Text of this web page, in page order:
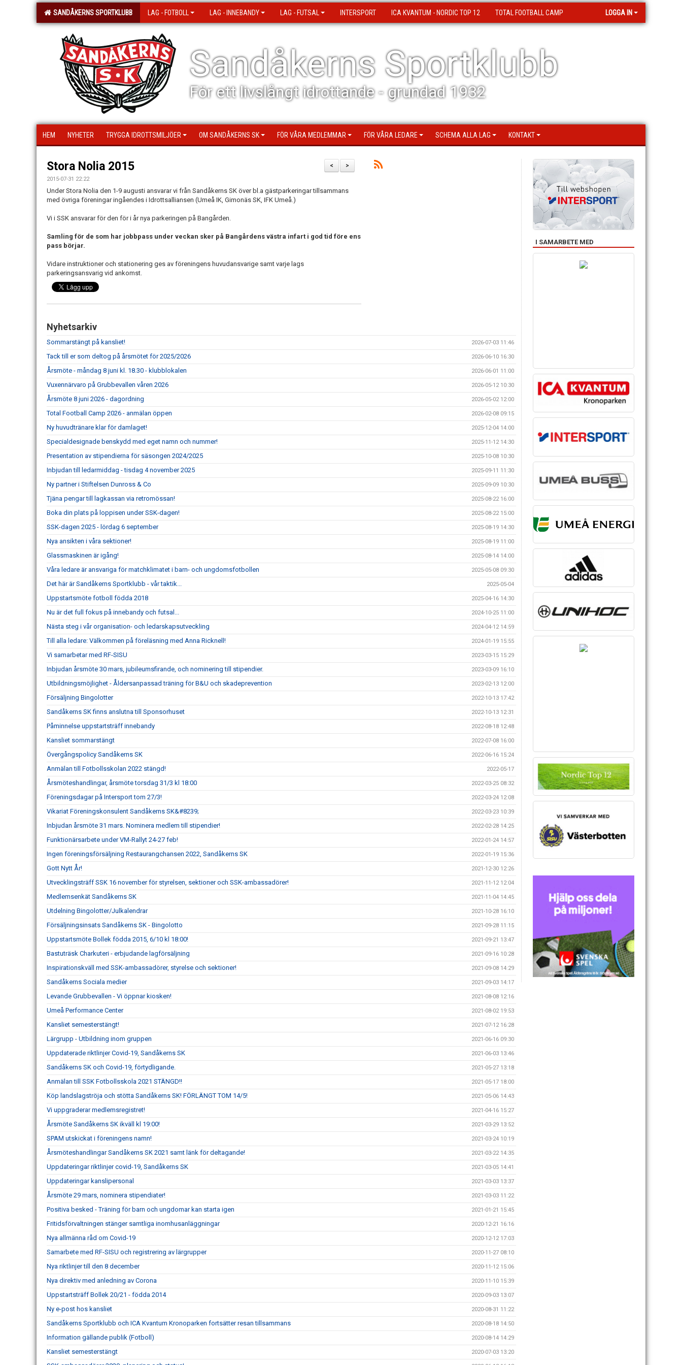
SANDÅKERNS SPORTKLUBB LAG - FOTBOLL LAG - INNEBANDY LAG - FUTSAL INTERSPORT ICA KVANTUM - NORDIC TOP 12 TOTAL FOOTBALL CAMP LOGGA IN
Sandåkerns Sportklubb
För ett livslångt idrottande - grundad 1932
HEM NYHETER TRYGGA IDROTTSMILJÖER OM SANDÅKERNS SK FÖR VÅRA MEDLEMMAR FÖR VÅRA LEDARE SCHEMA ALLA LAG KONTAKT
>
<
Stora Nolia 2015
2015-07-31 22:22
Under Stora Nolia den 1-9 augusti ansvarar vi från Sandåkerns SK över bl.a gästparkeringar tillsammans
med övriga föreningar ingåendes i Idrottsalliansen (Umeå IK, Gimonäs SK, IFK Umeå.)
Vi i SSK ansvarar för den för i år nya parkeringen på Bangården.
Samling för de som har jobbpass under veckan sker på Bangårdens västra infart i god tid före ens
pass börjar.
Vidare instruktioner och stationering ges av föreningens huvudansvarige samt varje lags
parkeringsansvarig vid ankomst.
Nyhetsarkiv
Sommarstängt på kansliet! 2026-07-03 11:46
Tack till er som deltog på årsmötet för 2025/2026 2026-06-10 16:30
Årsmöte - måndag 8 juni kl. 18.30 - klubblokalen 2026-06-01 11:00
Vuxennärvaro på Grubbevallen våren 2026 2026-05-12 10:30
Årsmöte 8 juni 2026 - dagordning 2026-05-02 12:00
Total Football Camp 2026 - anmälan öppen 2026-02-08 09:15
Ny huvudtränare klar för damlaget! 2025-12-04 14:00
Specialdesignade benskydd med eget namn och nummer! 2025-11-12 14:30
Presentation av stipendierna för säsongen 2024/2025 2025-10-08 10:30
Inbjudan till ledarmiddag - tisdag 4 november 2025 2025-09-11 11:30
Ny partner i Stiftelsen Dunross & Co 2025-09-09 10:30
Tjäna pengar till lagkassan via retromössan! 2025-08-22 16:00
Boka din plats på loppisen under SSK-dagen! 2025-08-22 15:00
SSK-dagen 2025 - lördag 6 september 2025-08-19 14:30
Nya ansikten i våra sektioner! 2025-08-19 11:00
Glassmaskinen är igång! 2025-08-14 14:00
Våra ledare är ansvariga för matchklimatet i barn- och ungdomsfotbollen 2025-05-08 09:30
Det här är Sandåkerns Sportklubb - vår taktik... 2025-05-04
Uppstartsmöte fotboll födda 2018 2025-04-16 14:30
Nu är det full fokus på innebandy och futsal... 2024-10-25 11:00
Nästa steg i vår organisation- och ledarskapsutveckling 2024-04-12 14:59
Till alla ledare: Välkommen på föreläsning med Anna Ricknell! 2024-01-19 15:55
Vi samarbetar med RF-SISU 2023-03-15 15:29
Inbjudan årsmöte 30 mars, jubileumsfirande, och nominering till stipendier. 2023-03-09 16:10
Utbildningsmöjlighet - Åldersanpassad träning för B&U och skadeprevention 2023-02-13 12:00
Försäljning Bingolotter 2022-10-13 17:42
Sandåkerns SK finns anslutna till Sponsorhuset 2022-10-13 12:31
Påminnelse uppstartsträff innebandy 2022-08-18 12:48
Kansliet sommarstängt 2022-07-08 16:00
Övergångspolicy Sandåkerns SK 2022-06-16 15:24
Anmälan till Fotbollsskolan 2022 stängd! 2022-05-17
Årsmöteshandlingar, årsmöte torsdag 31/3 kl 18:00 2022-03-25 08:32
Föreningsdagar på Intersport tom 27/3! 2022-03-24 12:08
Vikariat Föreningskonsulent Sandåkerns SK&#8239; 2022-03-23 10:39
Inbjudan årsmöte 31 mars. Nominera medlem till stipendier! 2022-02-28 14:25
Funktionärsarbete under VM-Rallyt 24-27 feb! 2022-01-24 14:57
Ingen föreningsförsäljning Restaurangchansen 2022, Sandåkerns SK 2022-01-19 15:36
Gott Nytt År! 2021-12-30 12:26
Utvecklingsträff SSK 16 november för styrelsen, sektioner och SSK-ambassadörer! 2021-11-12 12:04
Medlemsenkät Sandåkerns SK 2021-11-04 14:45
Utdelning Bingolotter/Julkalendrar 2021-10-28 16:10
Försäljningsinsats Sandåkerns SK - Bingolotto 2021-09-28 11:15
Uppstartsmöte Bollek födda 2015, 6/10 kl 18:00! 2021-09-21 13:47
Bastuträsk Charkuteri - erbjudande lagförsäljning 2021-09-16 10:28
Inspirationskväll med SSK-ambassadörer, styrelse och sektioner! 2021-09-08 14:29
Sandåkerns Sociala medier 2021-09-03 14:17
Levande Grubbevallen - Vi öppnar kiosken! 2021-08-08 12:16
Umeå Performance Center 2021-08-02 19:53
Kansliet semesterstängt! 2021-07-12 16:28
Lärgrupp - Utbildning inom gruppen 2021-06-16 09:30
Uppdaterade riktlinjer Covid-19, Sandåkerns SK 2021-06-03 13:46
Sandåkerns SK och Covid-19, förtydligande. 2021-05-27 13:18
Anmälan till SSK Fotbollsskola 2021 STÄNGD!! 2021-05-17 18:00
Köp landslagströja och stötta Sandåkerns SK! FÖRLÄNGT TOM 14/5! 2021-05-06 14:43
Vi uppgraderar medlemsregistret! 2021-04-16 15:27
Årsmöte Sandåkerns SK ikväll kl 19:00! 2021-03-29 13:52
SPAM utskickat i föreningens namn! 2021-03-24 10:19
Årsmöteshandlingar Sandåkerns SK 2021 samt länk för deltagande! 2021-03-22 14:35
Uppdateringar riktlinjer covid-19, Sandåkerns SK 2021-03-05 14:41
Uppdateringar kanslipersonal 2021-03-03 13:37
Årsmöte 29 mars, nominera stipendiater! 2021-03-03 11:22
Positiva besked - Träning för barn och ungdomar kan starta igen 2021-01-21 15:45
Fritidsförvaltningen stänger samtliga inomhusanläggningar 2020-12-21 16:16
Nya allmänna råd om Covid-19 2020-12-12 17:03
Samarbete med RF-SISU och registrering av lärgrupper 2020-11-27 08:10
Nya riktlinjer till den 8 december 2020-11-12 15:06
Nya direktiv med anledning av Corona 2020-11-10 15:39
Uppstartsträff Bollek 20/21 - födda 2014 2020-09-03 13:07
Ny e-post hos kansliet 2020-08-31 11:22
Sandåkerns Sportklubb och ICA Kvantum Kronoparken fortsätter resan tillsammans 2020-08-18 14:50
Information gällande publik (Fotboll) 2020-08-14 14:29
Kansliet semesterstängt 2020-07-03 13:20
I SAMARBETE MED